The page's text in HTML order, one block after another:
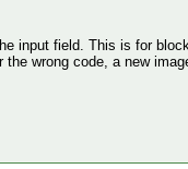
input field. This is for
wrong code, a new